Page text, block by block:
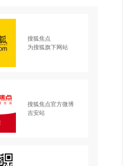
搜狐焦点
为搜狐旗下网站
搜狐焦点官方微博
吉安站